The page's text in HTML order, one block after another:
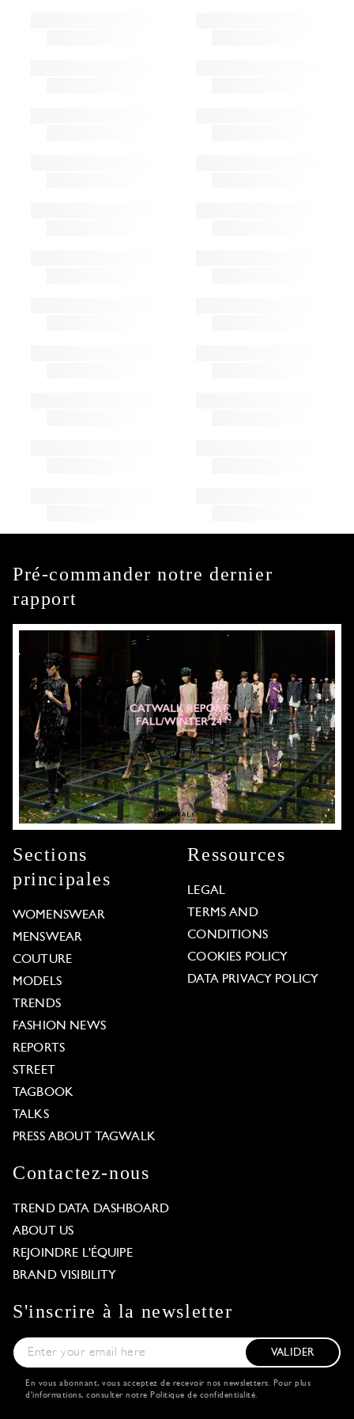
Pré-commander notre dernier
rapport
Sections
principales
WOMENSWEAR
MENSWEAR
COUTURE
MODELS
TRENDS
FASHION NEWS
REPORTS
STREET
TAGBOOK
TALKS
PRESS ABOUT TAGWALK
Ressources
LEGAL
TERMS AND
CONDITIONS
COOKIES POLICY
DATA PRIVACY POLICY
Contactez-nous
TREND DATA DASHBOARD
ABOUT US
REJOINDRE L'ÉQUIPE
BRAND VISIBILITY
S'inscrire à la newsletter
VALIDER
En vous abonnant, vous acceptez de recevoir nos newsletters. Pour plus
d'informations, consulter notre Politique de confidentialité.